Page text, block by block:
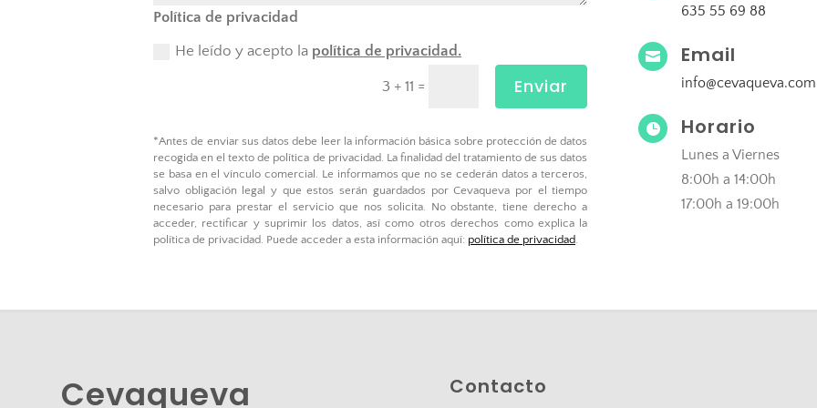
Política de privacidad
He leído y acepto la política de privacidad.
3 + 11 = Enviar
*Antes de enviar sus datos debe leer la información básica sobre protección de datos
recogida en el texto de política de privacidad. La finalidad del tratamiento de sus datos
se basa en el vínculo comercial. Le informamos que no se cederán datos a terceros,
salvo obligación legal y que estos serán guardados por Cevaqueva por el tiempo
necesario para prestar el servicio que nos solicita. No obstante, tiene derecho a
acceder, rectificar y suprimir los datos, así como otros derechos como explica la
política de privacidad. Puede acceder a esta información aquí: política de privacidad.
635 55 69 88
 Email
info@cevaqueva.com
 Horario
Lunes a Viernes
8:00h a 14:00h
17:00h a 19:00h
Cevaqueva Contacto